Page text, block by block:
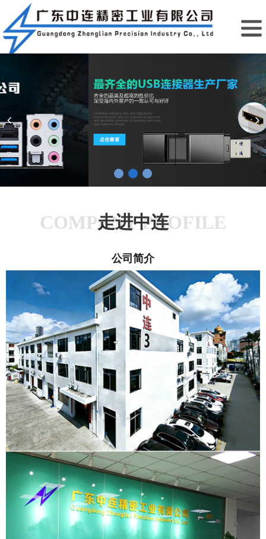
COMPANY PROFILE
走进中连
公司简介